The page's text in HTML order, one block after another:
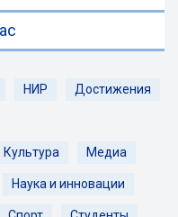
НИР Достижения
Культура Медиа
Наука и инновации